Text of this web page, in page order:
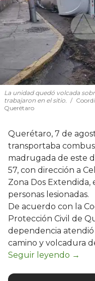
La unidad quedó volcada
trabajaron en el sitio.
Querétaro
Querétaro, 7 de
transportaba
madrugada de este
57, con dirección a
Zona Dos Extendida,
personas lesionadas.
De acuerdo con la
Protección Civil de
dependencia
camino y volcadura